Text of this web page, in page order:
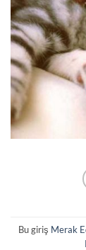
Bu giriş Merak